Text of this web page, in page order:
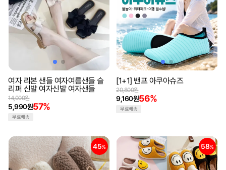
여자 리본 샌들 여자여름샌들 슬
리퍼 신발 여자신발 여자샌들
5,990원57%
14,000원
무료배송
[1+1] 밴프 아쿠아슈즈
9,160원56%
20,800원
무료배송
45% 58%